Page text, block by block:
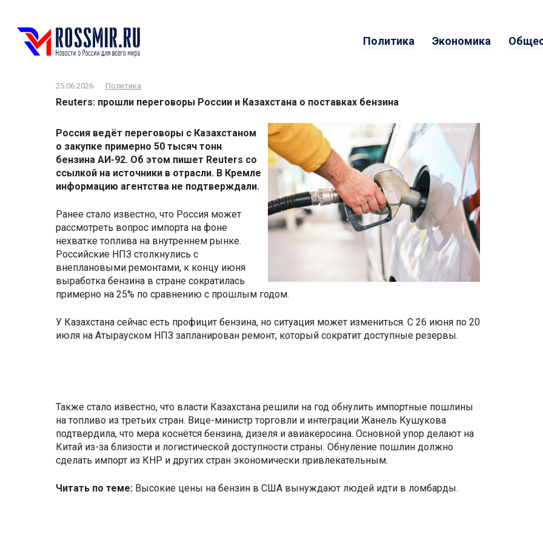
контенту
Политика Экономика
25.06.2026 Политика
Reuters: прошли переговоры России и Казахстана о поставках бензина
Фото: engin akyurt/unsplash.com
Россия ведёт переговоры с Казахстаном
о закупке примерно 50 тысяч тонн
бензина АИ-92. Об этом пишет Reuters со
ссылкой на источники в отрасли. В Кремле
информацию агентства не подтверждали.
Ранее стало известно, что Россия может
рассмотреть вопрос импорта на фоне
нехватке топлива на внутреннем рынке.
Российские НПЗ столкнулись с
внеплановыми ремонтами, к концу июня
выработка бензина в стране сократилась
примерно на 25% по сравнению с прошлым годом.
У Казахстана сейчас есть профицит бензина, но ситуация может измениться. С 26 июня по 20
июля на Атырауском НПЗ запланирован ремонт, который сократит доступные резервы.
Также стало известно, что власти Казахстана решили на год обнулить импортные пошлины
на топливо из третьих стран. Вице-министр торговли и интеграции Жанель Кушукова
подтвердила, что мера коснётся бензина, дизеля и авиакеросина. Основной упор делают на
Китай из-за близости и логистической доступности страны. Обнуление пошлин должно
сделать импорт из КНР и других стран экономически привлекательным.
Читать по теме: Высокие цены на бензин в США вынуждают людей идти в ломбарды.